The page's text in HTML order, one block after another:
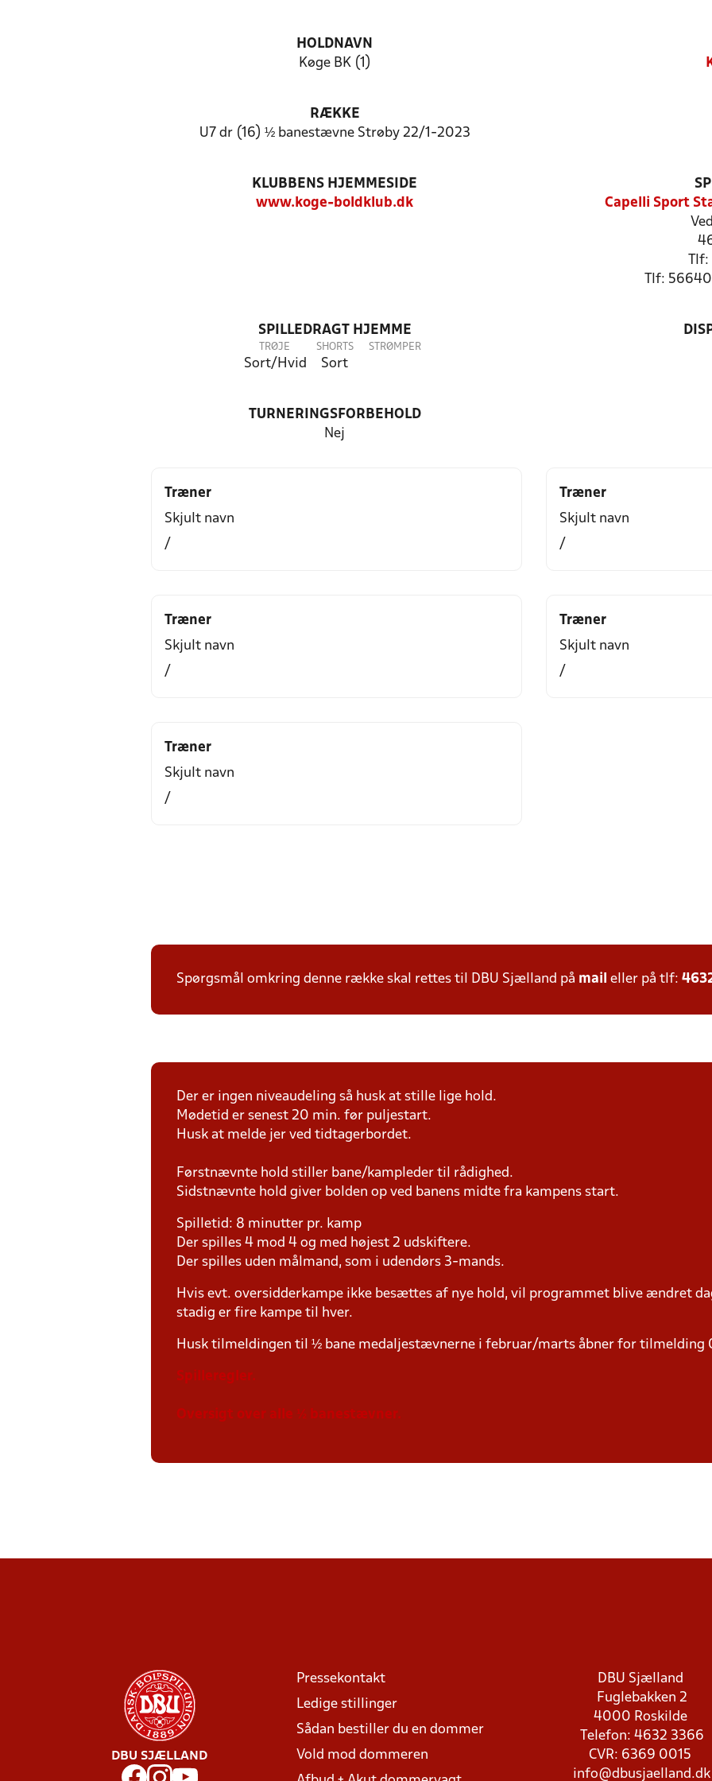
HOLDNAVN
Køge BK (1)
RÆKKE
U7 dr (16) ½ banestævne Strøby 22/1-2023
KLUBBENS HJEMMESIDE
www.koge-boldklub.dk
Capelli Sport
Tlf:
SPILLEDRAGT HJEMME
TRØJE
Sort/Hvid
SHORTS
Sort
STRØMPER
TURNERINGSFORBEHOLD
Nej
Træner
Skjult navn
/
Træner
Skjult navn
/
Træner
Skjult navn
/
Træner
Skjult navn
/
Træner
Skjult navn
/
Spørgsmål omkring denne række skal rettes til DBU Sjælland på mail eller på tlf:
Der er ingen niveaudeling så husk at stille lige hold.
Mødetid er senest 20 min. før puljestart.
Husk at melde jer ved tidtagerbordet.
Førstnævnte hold stiller bane/kampleder til rådighed.
Sidstnævnte hold giver bolden op ved banens midte fra kampens start.
Spilletid: 8 minutter pr. kamp
Der spilles 4 mod 4 og med højest 2 udskiftere.
Der spilles uden målmand, som i udendørs 3-mands.
Hvis evt. oversidderkampe ikke besættes af nye hold, vil programmet blive ændret
stadig er fire kampe til hver.
Husk tilmeldingen til ½ bane medaljestævnerne i februar/marts åbner for tilmelding
Spilleregler.
Oversigt over alle ½ banestævner.
DBU SJÆLLAND
Pressekontakt
Ledige stillinger
Sådan bestiller du en dommer
Vold mod dommeren
DBU Sjælland
Fuglebakken 2
4000 Roskilde
Telefon: 4632 3366
CVR: 6369 0015
info@dbusjaelland.dk